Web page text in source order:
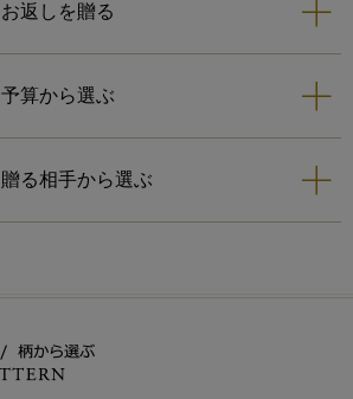
お返しを贈る
予算から選ぶ
贈る相手から選ぶ